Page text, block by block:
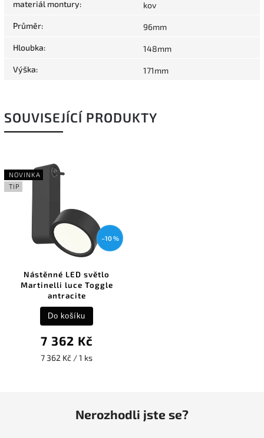
materiál montury: kov
Průměr: 96mm
Hloubka: 148mm
Výška: 171mm
SOUVISEJÍCÍ PRODUKTY
NOVINKA
TIP
–10 %
Nástěnné LED světlo
Martinelli luce Toggle
antracite
7 362 Kč
7 362 Kč / 1 ks
Do košíku
Nerozhodli jste se?